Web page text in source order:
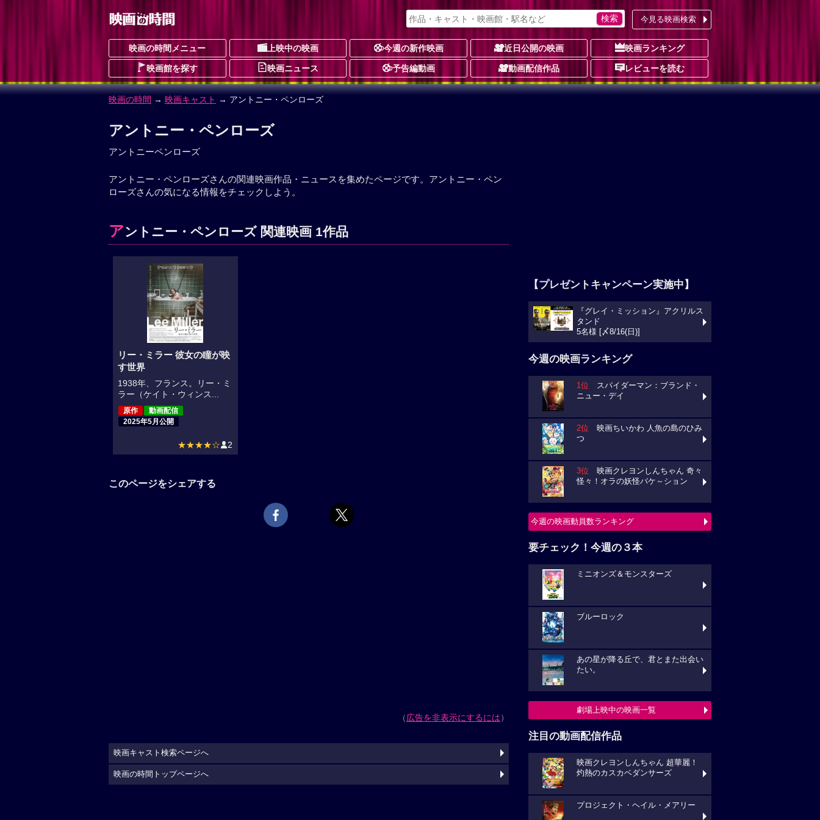
今見る映画検索
映画の時間メニュー 上映中の映画 今週の新作映画 近日公開の映画 映画ランキング
映画館を探す 映画ニュース 予告編動画 動画配信作品 レビューを読む
映画の時間 → 映画キャスト → アントニー・ペンローズ
アントニー・ペンローズ
アントニーペンローズ
アントニー・ペンローズさんの関連映画作品・ニュースを集めたページです。アントニー・ペン
ローズさんの気になる情報をチェックしよう。
アントニー・ペンローズ 関連映画 1作品
リー・ミラー 彼女の瞳が映
す世界
1938年、フランス。リー・ミ
ラー（ケイト・ウィンス...
原作
動画配信
2025年5月公開
★★★★☆ 2
このページをシェアする
（広告を非表示にするには）
【プレゼントキャンペーン実施中】
『グレイ・ミッション』アクリルス
タンド
5名様 [〆8/16(日)]
今週の映画ランキング
1位 スパイダーマン：ブランド・
ニュー・デイ
2位 映画ちいかわ 人魚の島のひみ
つ
3位 映画クレヨンしんちゃん 奇々
怪々！オラの妖怪バケ～ション
今週の映画動員数ランキング
要チェック！今週の３本
ミニオンズ＆モンスターズ
ブルーロック
あの星が降る丘で、君とまた出会い
たい。
劇場上映中の映画一覧
注目の動画配信作品
映画クレヨンしんちゃん 超華麗！
灼熱のカスカベダンサーズ
プロジェクト・ヘイル・メアリー
映画キャスト検索ページへ
映画の時間トップページへ